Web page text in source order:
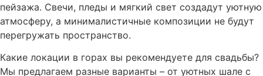
пейзажа. Свечи, пледы и мягкий свет создадут уютную
атмосферу, а минималистичные композиции не будут
перегружать пространство.
Какие локации в горах вы рекомендуете для свадьбы?
Мы предлагаем разные варианты – от уютных шале с